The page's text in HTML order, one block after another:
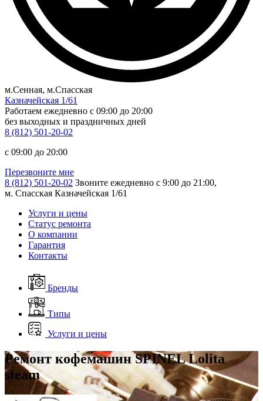
м.Сенная, м.Спасская
Казначейская 1/61
Работаем ежедневно c 09:00 до 20:00
без выходных и праздничных дней
8 (812) 501-20-02
c 09:00 до 20:00
Перезвоните мне
8 (812) 501-20-02 Звоните ежедневно с 9:00 до 21:00,
м. Спасская Казначейская 1/61
Услуги и цены
Статус ремонта
О компании
Гарантия
Контакты
Бренды
Типы
Услуги и цены
Ремонт кофемашин SPINEL Lolita
steam